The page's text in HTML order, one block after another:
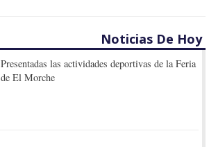
Noticias De Hoy
Presentadas las actividades deportivas de la Feria
de El Morche